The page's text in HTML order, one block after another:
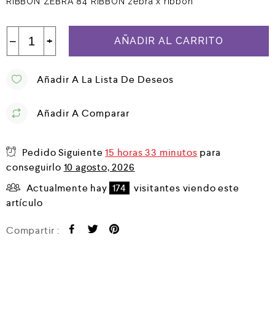
− + AÑADIR AL CARRITO
Añadir A La Lista De Deseos
Añadir A Comparar
Pedido Siguiente15 horas 33 minutos para
conseguirlo 10 agosto, 2026
Actualmente hay 174
visitantes viendo este
artículo
Compartir :